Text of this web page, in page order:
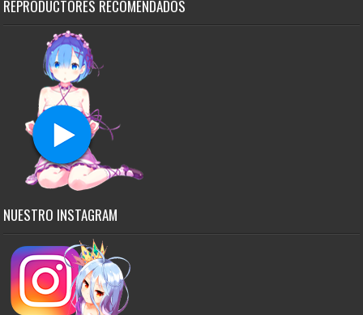
REPRODUCTORES RECOMENDADOS
NUESTRO INSTAGRAM